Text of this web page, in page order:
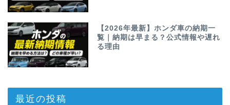
【2026年最新】ホンダ車の納期一
覧｜納期は早まる？公式情報や遅れ
る理由
最近の投稿